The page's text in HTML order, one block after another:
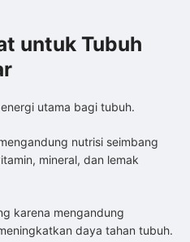
untuk Tubuh
utama bagi tubuh.
nutrisi seimbang
mineral, dan lemak
karena mengandung
daya tahan tubuh.